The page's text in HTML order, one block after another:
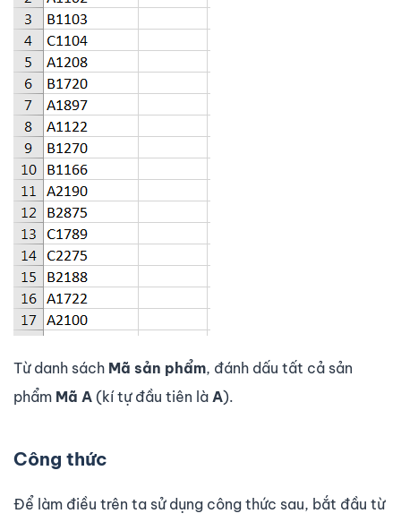
Từ danh sách Mã sản phẩm, đánh dấu tất cả sản
phẩm Mã A (kí tự đầu tiên là A).
Công thức
Để làm điều trên ta sử dụng công thức sau, bắt đầu từ